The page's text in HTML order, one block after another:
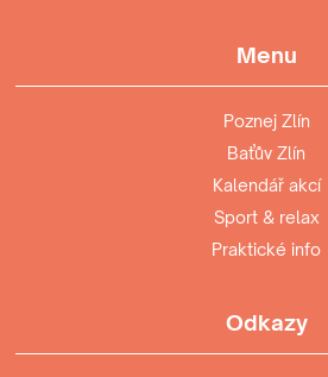
Menu
Poznej Zlín
Baťův Zlín
Kalendář akcí
Sport & relax
Praktické info
Odkazy